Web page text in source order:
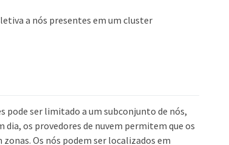
a nós presentes em um cluster
pode ser limitado a um subconjunto de nós,
dia, os provedores de nuvem permitem que os
Os nós podem ser localizados em